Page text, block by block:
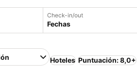
Check-in/out
Fechas
Hoteles Puntuación: 8,0+